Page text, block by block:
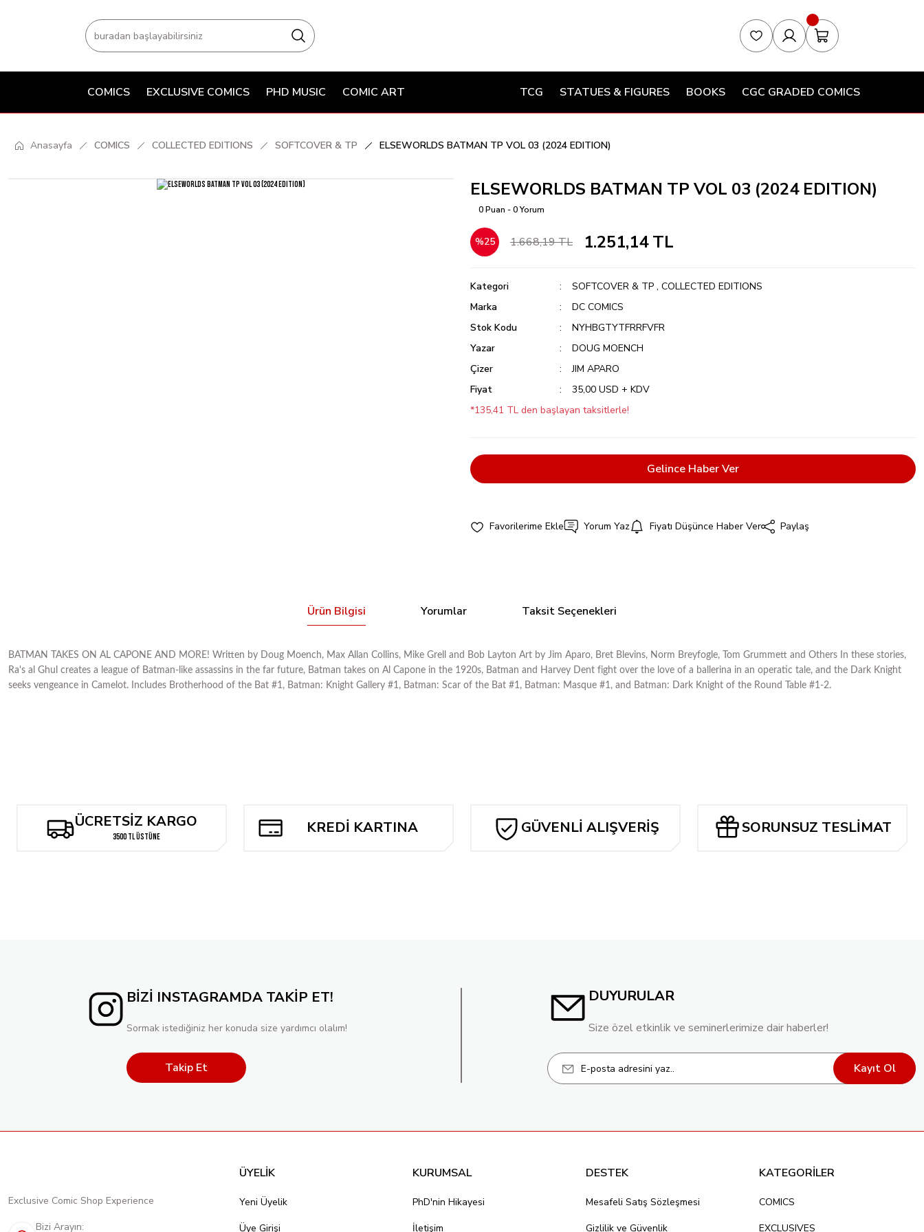
COMICS EXCLUSIVE COMICS PHD MUSIC COMIC ART TCG STATUES & FIGURES BOOKS CGC GRADED COMICS
Anasayfa COMICS COLLECTED EDITIONS SOFTCOVER & TP ELSEWORLDS BATMAN TP VOL 03 (2024 EDITION)
ELSEWORLDS BATMAN TP VOL 03 (2024 EDITION)
0 Puan - 0 Yorum
%25 1.668,19 TL 1.251,14 TL
Kategori SOFTCOVER & TP , COLLECTED EDITIONS
Marka
DC COMICS
Stok Kodu
NYHBGTYTFRRFVFR
Yazar
DOUG MOENCH
Çizer
JIM APARO
Fiyat
35,00 USD + KDV
*135,41 TL den başlayan taksitlerle!
Gelince Haber Ver
Yorum Yaz Fiyatı Düşünce Haber Ver Paylaş
Ürün Bilgisi Yorumlar Taksit Seçenekleri
BATMAN TAKES ON AL CAPONE AND MORE! Written by Doug Moench, Max Allan Collins, Mike Grell and Bob Layton Art by Jim Aparo, Bret Blevins, Norm Breyfogle, Tom Grummett and Others In these stories,
Ra's al Ghul creates a league of Batman-like assassins in the far future, Batman takes on Al Capone in the 1920s, Batman and Harvey Dent fight over the love of a ballerina in an operatic tale, and the Dark Knight
seeks vengeance in Camelot. Includes Brotherhood of the Bat #1, Batman: Knight Gallery #1, Batman: Scar of the Bat #1, Batman: Masque #1, and Batman: Dark Knight of the Round Table #1-2.
ÜCRETSİZ KARGO
3500 TL ÜSTÜNE
KREDİ KARTINA
GÜVENLİ ALIŞVERİŞ SORUNSUZ TESLİMAT
BİZİ INSTAGRAMDA TAKİP ET!
Sormak istediğiniz her konuda size yardımcı olalım!
Takip Et
DUYURULAR
Size özel etkinlik ve seminerlerimize dair haberler!
Kayıt Ol
Exclusive Comic Shop Experience
Bizi Arayın:
ÜYELİK
Yeni Üyelik
Üye Girişi
KURUMSAL
PhD'nin Hikayesi
İletişim
DESTEK
Mesafeli Satış Sözleşmesi
Gizlilik ve Güvenlik
KATEGORİLER
COMICS
EXCLUSIVES